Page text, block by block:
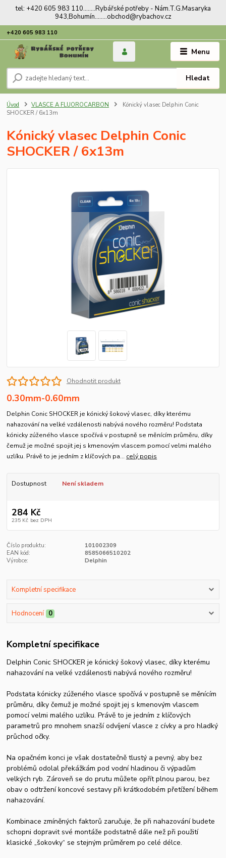
tel: +420 605 983 110........Rybářské potřeby - Nám.T.G.Masaryka
943,Bohumín........obchod@rybachov.cz
Menu
Hledat
+420 605 983 110
Úvod VLASCE A FLUOROCARBON
Kónický vlasec Delphin Conic
SHOCKER / 6x13m
Kónický vlasec Delphin Conic
SHOCKER / 6x13m
Ohodnotit produkt
0.30mm-0.60mm
Delphin Conic SHOCKER je kónický šokový vlasec, díky kterému
nahazování na velké vzdálenosti nabývá nového rozměru! Podstata
kónicky zúženého vlasce spočívá v postupně se měnícím průměru, díky
čemuž je možné spojit jej s kmenovým vlascem pomocí velmi malého
uzlíku. Právě to je jedním z klíčových pa... celý popis
Dostupnost Není skladem
284 Kč
235 Kč bez DPH
Číslo produktu:
101002309
EAN kód:
8585066510202
Výrobce:
Delphin
Kompletní specifikace
Hodnocení 0
Kompletní specifikace
Delphin Conic SHOCKER je kónický šokový vlasec, díky kterému
nahazování na velké vzdálenosti nabývá nového rozměru!
Podstata kónicky zúženého vlasce spočívá v postupně se měnícím
průměru, díky čemuž je možné spojit jej s kmenovým vlascem
pomocí velmi malého uzlíku. Právě to je jedním z klíčových
parametrů pro mnohem snazší odvíjení vlasce z cívky a pro hladký
průchod očky.
Na opačném konci je však dostatečně tlustý a pevný, aby bez
problémů odolal překážkám pod vodní hladinou či výpadům
velkých ryb. Zároveň se do prutu můžete opřít plnou parou, bez
obav o odtržení koncové sestavy při krátkodobém přetížení během
nahazování.
Kombinace zmíněných faktorů zaručuje, že při nahazování budete
schopni dopravit své montáže podstatně dále než při použití
klasické „šokovky“ se stejným průměrem po celé délce.